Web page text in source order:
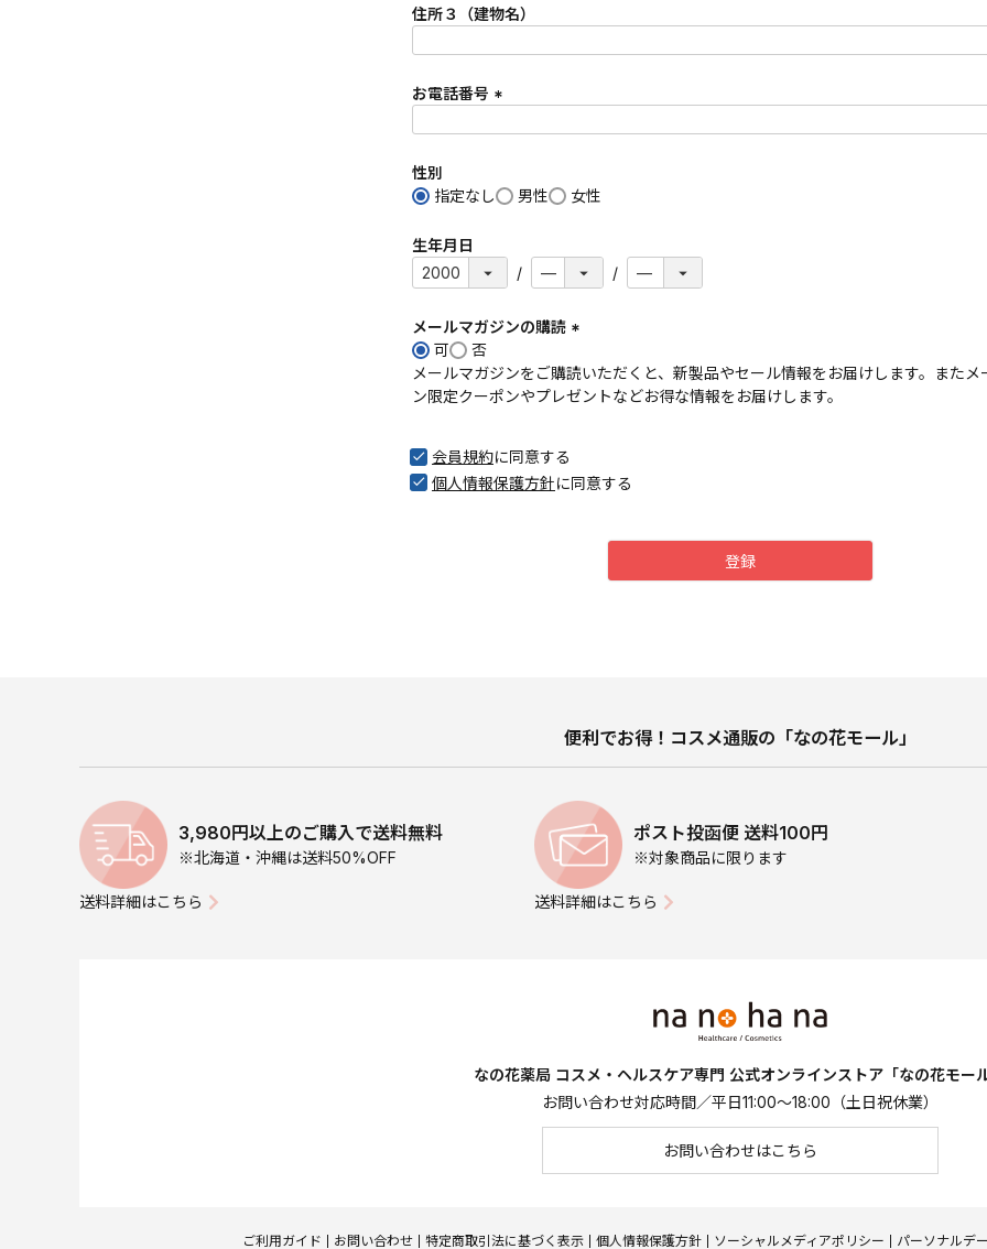
須
住所３（建物名）
お電話番号
)
性別
指定なし
男性 女性
生年月日
メールマガジンの購読
必
須
可
否
メールマガジンをご購読いただくと、新製品やセール情報をお届けします。またメ
ン限定クーポンやプレゼントなどお得な情報をお届けします。
会員規約に同意する
個人情報保護方針に同意する
登録
便利でお得！コスメ通販の「なの花モール」
3,980円以上のご購入で送料無料
※北海道・沖縄は送料50%OFF
送料詳細はこちら
ポスト投函便 送料100円
※対象商品に限ります
送料詳細はこちら
なの花薬局 コスメ・ヘルスケア専門 公式オンラインストア「なの花モール
お問い合わせ対応時間／平日11:00～18:00（土日祝休業）
お問い合わせはこちら
ご利用ガイド お問い合わせ 特定商取引法に基づく表示 個人情報保護方針 ソーシャルメディアポリシー パーソナルデ